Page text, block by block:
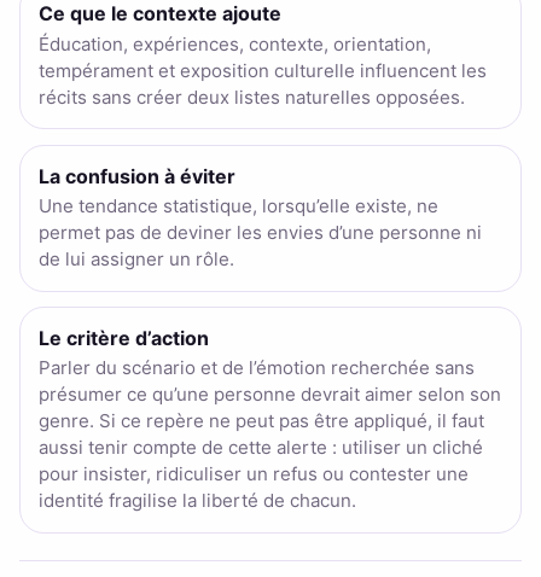
Ce que le contexte ajoute
Éducation, expériences, contexte, orientation,
tempérament et exposition culturelle influencent les
récits sans créer deux listes naturelles opposées.
La confusion à éviter
Une tendance statistique, lorsqu’elle existe, ne
permet pas de deviner les envies d’une personne ni
de lui assigner un rôle.
Le critère d’action
Parler du scénario et de l’émotion recherchée sans
présumer ce qu’une personne devrait aimer selon son
genre. Si ce repère ne peut pas être appliqué, il faut
aussi tenir compte de cette alerte : utiliser un cliché
pour insister, ridiculiser un refus ou contester une
identité fragilise la liberté de chacun.